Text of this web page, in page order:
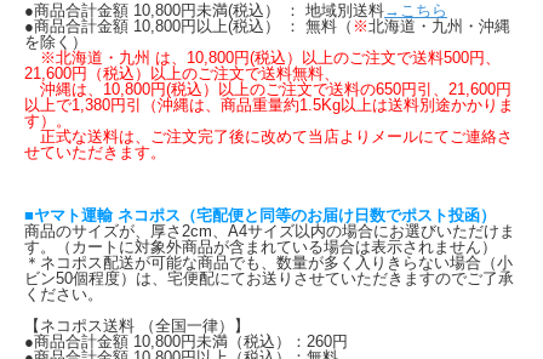
●商品合計金額 10,800円未満(税込） ： 地域別送料→こちら
●商品合計金額 10,800円以上(税込） ： 無料（ ※北海道・九州・沖縄
を除く）
※北海道・九州 は、10,800円(税込）以上のご注文で送料500円、
21,600円（税込）以上のご注文で送料無料、
沖縄は、10,800円(税込）以上のご注文で送料の650円引、21,600円
以上で1,380円引（沖縄は、商品重量約1.5Kg以上は送料別途かかりま
す）。
正式な送料は、ご注文完了後に改めて当店よりメールにてご連絡さ
せていただきます。
■ヤマト運輸 ネコポス（宅配便と同等のお届け日数でポスト投函）
商品のサイズが、厚さ2cm、A4サイズ以内の場合にお選びいただけま
す。（カートに対象外商品が含まれている場合は表示されません）
＊ネコポス配送が可能な商品でも、数量が多く入りきらない場合（小
ビン50個程度）は、宅便配にてお送りさせていただきますのでご了承
ください。
【ネコポス送料 （全国一律）】
●商品合計金額 10,800円未満（税込）：260円